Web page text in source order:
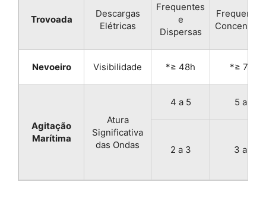
Trovoada
Descargas
Elétricas
Frequentes
e
Dispersas
Nevoeiro Visibilidade *≥ 48h *≥ 72h
Agitação
Marítima
Atura
Significativa
das Ondas
4 a 5 5 a 7
2 a 3 3 a 5